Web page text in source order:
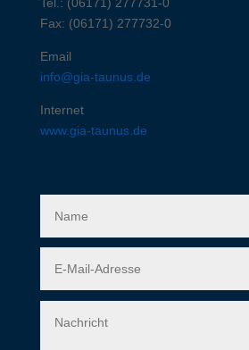
Tel.: (06171) 277731-0
Fax: (06171) 277732-0
Email
info@gia-taunus.de
Internet
www.gia-taunus.de